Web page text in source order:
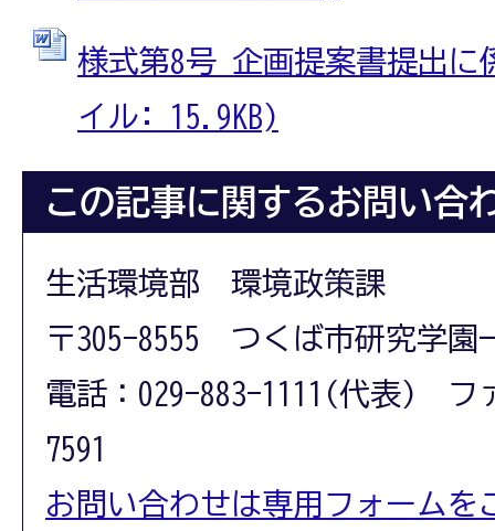
様式第8号 企画提案書提出に
イル: 15.9KB)
この記事に関するお問い合
生活環境部 環境政策課
〒305-8555 つくば市研究学園
電話：029-883-1111(代表) フ
7591
お問い合わせは専用フォームを